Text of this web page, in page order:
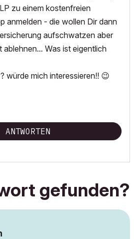
zu einem kostenfreien
anmelden - die wollen Dir dann
aufschwatzen aber
Was ist eigentlich
würde mich interessieren!! 😉
ANTWORTEN
gefunden?